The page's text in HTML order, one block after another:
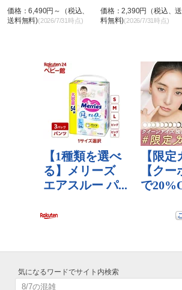
価格：6,490円～（税込、
送料無料)(2026/7/31時点)
価格：2,390円（税込、送
料無料)(2026/7/31時点)
気になるワードでサイト内検索